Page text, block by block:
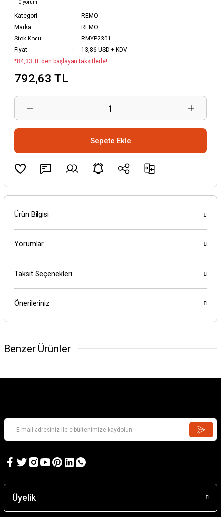
0 yorum
Kategori
REMO
Marka
REMO
Stok Kodu
RMYP2301
Fiyat
13,86 USD + KDV
*84,33 TL den başlayan taksitlerle!
792,63 TL
Sepete Ekle
Ürün Bilgisi
Yorumlar
Taksit Seçenekleri
Önerileriniz
Benzer Ürünler
Üyelik